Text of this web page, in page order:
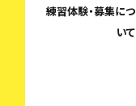
練習体験・募集につ
いて